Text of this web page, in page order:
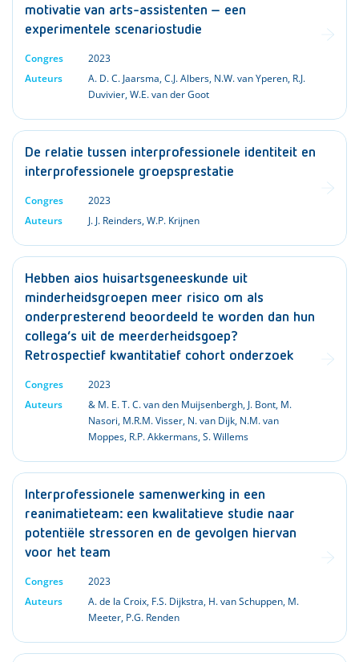
motivatie van arts-assistenten – een
experimentele scenariostudie
Congres
2023
Auteurs
A. D. C. Jaarsma,C.J. Albers, N.W. van Yperen, R.J.
Duvivier,W.E. van der Goot
De relatie tussen interprofessionele identiteit en
interprofessionele groepsprestatie
Congres
2023
Auteurs
J. J. Reinders,W.P. Krijnen
Hebben aios huisartsgeneeskunde uit
minderheidsgroepen meer risico om als
onderpresterend beoordeeld te worden dan hun
collega’s uit de meerderheidsgoep?
Retrospectief kwantitatief cohort onderzoek
Congres
2023
Auteurs
& M. E. T. C. van den Muijsenbergh, J. Bont, M.
Nasori, M.R.M. Visser, N. van Dijk, N.M. van
Moppes, R.P. Akkermans,S. Willems
Interprofessionele samenwerking in een
reanimatieteam: een kwalitatieve studie naar
potentiële stressoren en de gevolgen hiervan
voor het team
Congres
2023
Auteurs
A. de la Croix, F.S. Dijkstra, H. van Schuppen, M.
Meeter, P.G. Renden